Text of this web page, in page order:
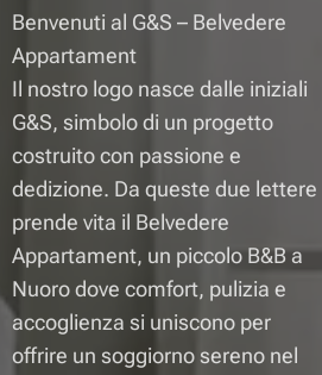
Benvenuti al G&S – Belvedere
Appartament 🏡
Il nostro logo nasce dalle iniziali
G&S, simbolo di un progetto
costruito con passione e
dedizione. Da queste due lettere
prende vita il Belvedere
Appartament, un piccolo B&B a
Nuoro dove comfort, pulizia e
accoglienza si uniscono per
offrire un soggiorno sereno nel